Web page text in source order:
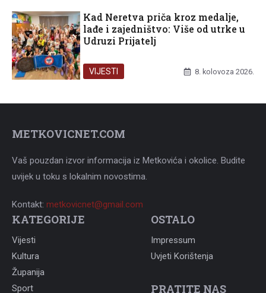
Kad Neretva priča kroz medalje,
lađe i zajedništvo: Više od utrke u
Udruzi Prijatelj
VIJESTI 8. kolovoza 2026.
METKOVICNET.COM
Vaš pouzdan izvor informacija iz Metkovića i okolice. Budite
uvijek u toku s lokalnim novostima.
Kontakt: metkovicnet@gmail.com
KATEGORIJE
Vijesti
Kultura
Županija
Sport
OSTALO
Impressum
Uvjeti Korištenja
PRATITE NAS